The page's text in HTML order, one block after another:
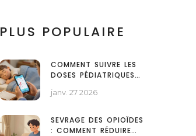
PLUS POPULAIRE
COMMENT SUIVRE LES
DOSES PÉDIATRIQUES
APPLICATIONS ET DES
POSOLOGIE
janv. 27 2026
SEVRAGE DES OPIOÏDES
: COMMENT RÉDUIRE